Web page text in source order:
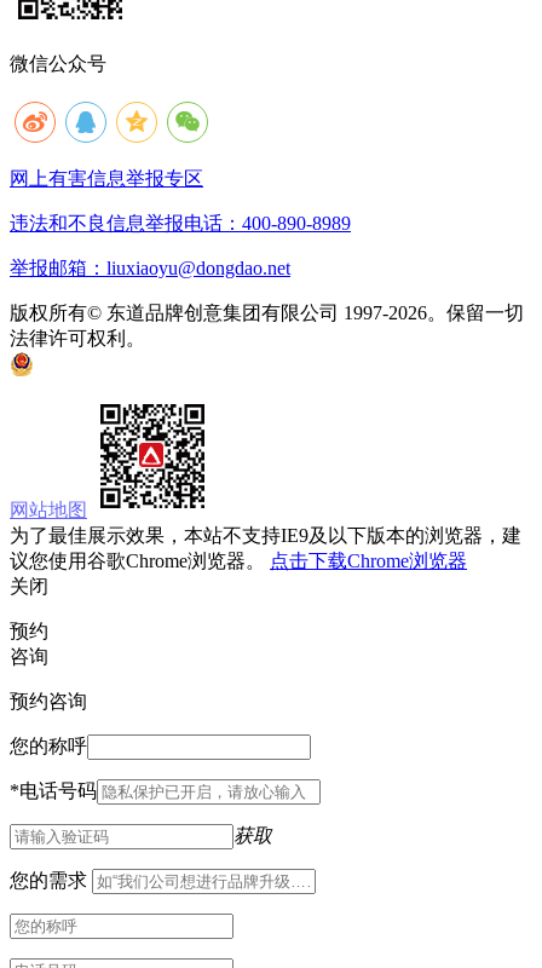
微信公众号
网上有害信息举报专区
违法和不良信息举报电话：400-890-8989
举报邮箱：liuxiaoyu@dongdao.net
版权所有© 东道品牌创意集团有限公司 1997-2026。保留一切
法律许可权利。
网站地图
为了最佳展示效果，本站不支持IE9及以下版本的浏览器，建
议您使用谷歌Chrome浏览器。
点击下载Chrome浏览器
关闭
预约
咨询
预约咨询
您的称呼
*电话号码
获取
您的需求